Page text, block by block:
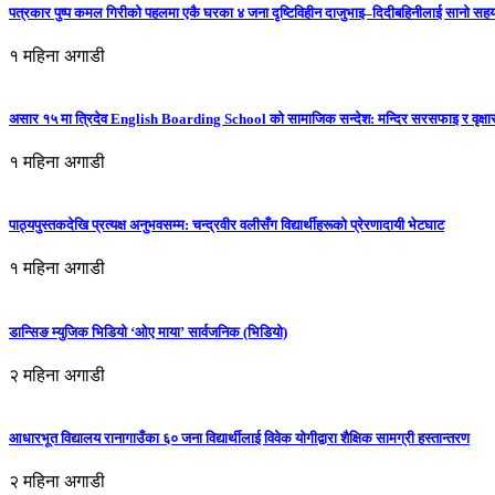
पत्रकार पुष्प कमल गिरीको पहलमा एकै घरका ४ जना दृष्टिविहीन दाजुभाइ–दिदीबहिनीलाई सानो
१ महिना अगाडी
असार १५ मा त्रिदेव English Boarding School को सामाजिक सन्देश: मन्दिर सरसफाइ र
१ महिना अगाडी
पाठ्यपुस्तकदेखि प्रत्यक्ष अनुभवसम्म: चन्द्रवीर वलीसँग विद्यार्थीहरूको प्रेरणादायी भेटघाट
१ महिना अगाडी
डान्सिङ म्युजिक भिडियो ‘ओए माया’ सार्वजनिक (भिडियो)
२ महिना अगाडी
आधारभूत विद्यालय रानागाउँका ६० जना विद्यार्थीलाई विवेक योगीद्वारा शैक्षिक सामग्री हस्तान्तरण
२ महिना अगाडी